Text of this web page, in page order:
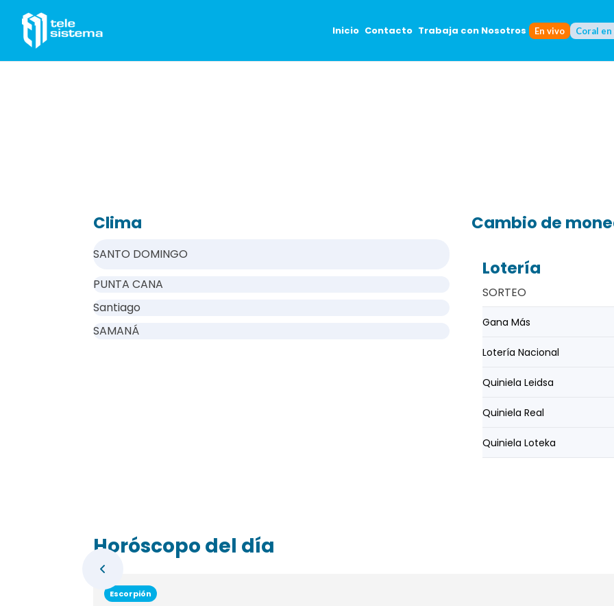
Inicio Contacto Trabaja con Nosotros En vivo Coral
Clima
SANTO DOMINGO
PUNTA CANA
Santiago
SAMANÁ
Cambio de
Lotería
SORTEO
Gana Más
Lotería Nacional
Quiniela Leidsa
Quiniela Real
Quiniela Loteka
Horóscopo del día
Escorpión